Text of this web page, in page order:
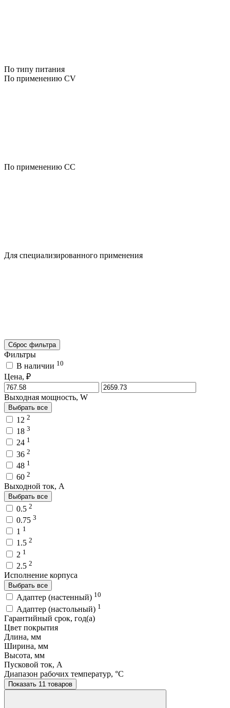
По типу питания
По применению CV
По применению CC
Для специализированного применения
Сброс фильтра
Фильтры
В наличии 10
Цена, ₽
Выходная мощность, W
Выбрать все
12 2
18 3
24 1
36 2
48 1
60 2
Выходной ток, A
Выбрать все
0.5 2
0.75 3
1 1
1.5 2
2 1
2.5 2
Исполнение корпуса
Выбрать все
Адаптер (настенный) 10
Адаптер (настольный) 1
Гарантийный срок, год(а)
Цвет покрытия
Длина, мм
Ширина, мм
Высота, мм
Пусковой ток, A
Диапазон рабочих температур, °C
Показать 11 товаров